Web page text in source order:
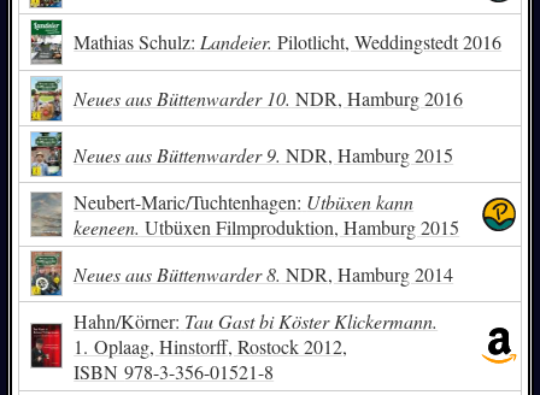
Mathias Schulz: Landeier. Pilotlicht, Weddingstedt 2016
Neues aus Büttenwarder 10. NDR, Hamburg 2016
Neues aus Büttenwarder 9. NDR, Hamburg 2015
Neubert-Maric/Tuchtenhagen: Utbüxen kann
keeneen. Utbüxen Filmproduktion, Hamburg 2015
Neues aus Büttenwarder 8. NDR, Hamburg 2014
Hahn/Körner: Tau Gast bi Köster Klickermann.
1. Oplaag, Hinstorff, Rostock 2012,
ISBN978-3-356-01521-8